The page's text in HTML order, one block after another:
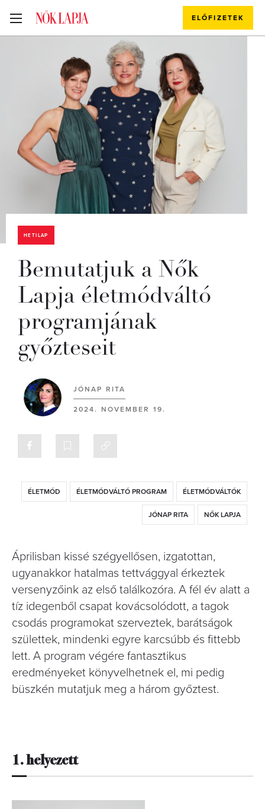
ELŐFIZETEK
HETILAP
Bemutatjuk a Nők
Lapja életmódváltó
programjának
győzteseit
JÓNAP RITA
2024. NOVEMBER 19.
ÉLETMÓD ÉLETMÓDVÁLTÓ PROGRAM ÉLETMÓDVÁLTÓK
JÓNAP RITA NŐK LAPJA
Áprilisban kissé szégyellősen, izgatottan,
ugyanakkor hatalmas tettvággyal érkeztek
versenyzőink az első találkozóra. A fél év alatt a
tíz idegenből csapat kovácsolódott, a tagok
csodás programokat szerveztek, barátságok
születtek, mindenki egyre karcsúbb és fittebb
lett. A program végére fantasztikus
eredményeket könyvelhetnek el, mi pedig
büszkén mutatjuk meg a három győztest.
1. helyezett